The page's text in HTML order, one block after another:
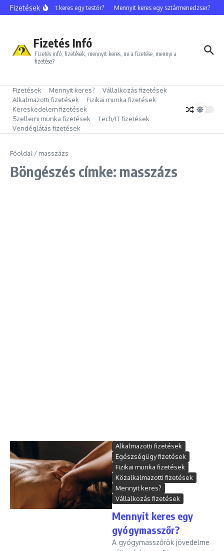
Ugrás a tartalomhoz
FizetésekMennyit keres egy testőr? Mennyit keres egy sztármenedzser?
Fizetés Infó
Fizetés infó, fizetések, mennyit keres, mi a fizetése, mennyi a
fizetése?
Fizetések Mennyit keres?
Vállalkozás fizetések
Alkalmazotti fizetések
Fizikai munka fizetések
Kereskedelem fizetések
Szellemi munka fizetések
Tech/IT fizetések
Vendéglátás fizetések
Főoldal / masszázs
Böngészés címke: masszázs
Alkalmazotti fizetések
Egészségügy fizetések
Fizikai munka fizetések
Közalkalmazotti fizetések
Mennyit keres?
Vállalkozás fizetések
Mennyit keres egy
gyógymasszőr?
A gyógymasszőrök jövedelme